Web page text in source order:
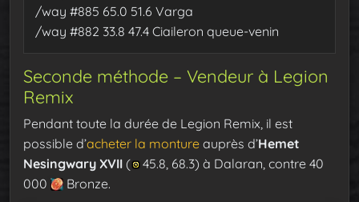
/way #885 65.0 51.6 Varga
/way #882 33.8 47.4 Ciaileron queue-venin
Seconde méthode – Vendeur à Legion
Remix
Pendant toute la durée de Legion Remix, il est
possible d’acheter la monture auprès d’Hemet
Nesingwary XVII (
45.8, 68.3) à Dalaran, contre 40
000
Bronze.